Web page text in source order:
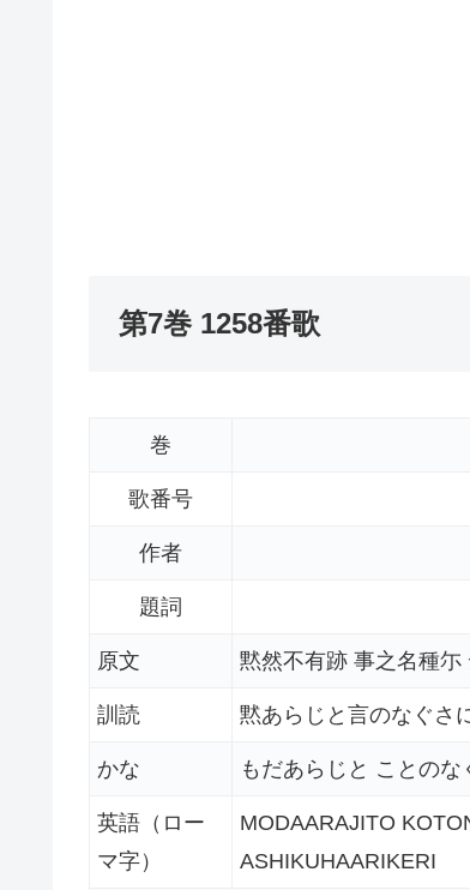
第7巻 1258番歌
巻
歌番号
作者
題詞
原文 黙然不有跡 事之名種
訓読 黙あらじと言のなぐさ
かな もだあらじと ことの
英語（ロー
マ字）
MODAARAJITO
ASHIKUHAARIKERI